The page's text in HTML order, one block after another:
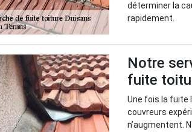
déterminer la
rapidement.
Notre
fuite
Une fois la fuite
couvreurs
n’augmentent.